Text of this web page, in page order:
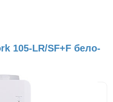
105-LR/SF+F бело-